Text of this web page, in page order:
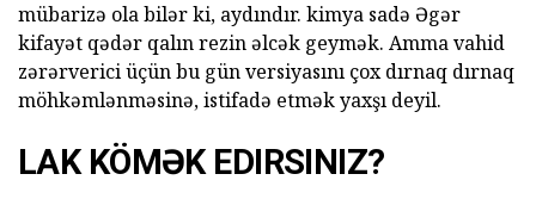
mübarizə ola bilər ki, aydındır. kimya sadə Əgər
kifayət qədər qalın rezin əlcək geymək. Amma vahid
zərərverici üçün bu gün versiyasını çox dırnaq dırnaq
möhkəmlənməsinə, istifadə etmək yaxşı deyil.
LAK KÖMƏK EDIRSINIZ?